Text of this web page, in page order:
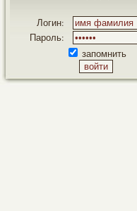
Логин:
Пароль:
запомнить